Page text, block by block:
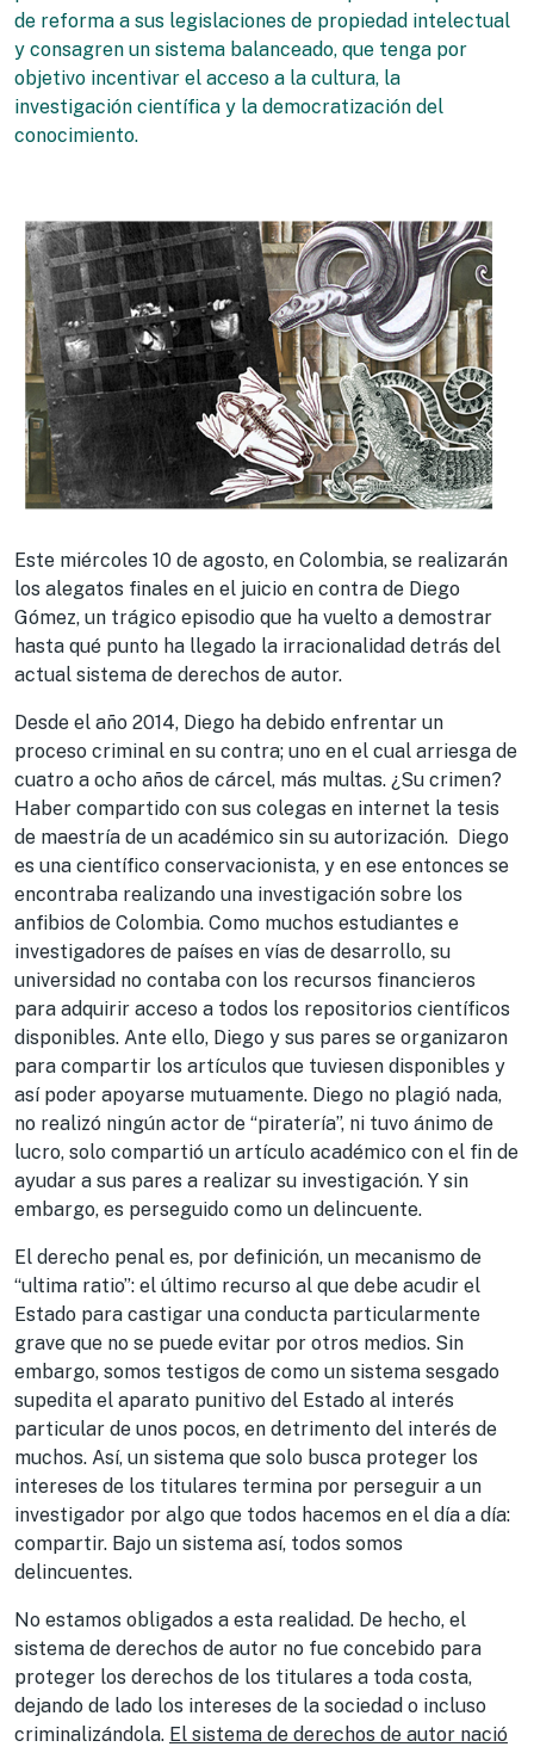
de reforma a sus legislaciones de propiedad intelectual
y consagren un sistema balanceado, que tenga por
objetivo incentivar el acceso a la cultura, la
investigación científica y la democratización del
conocimiento.
Este miércoles 10 de agosto, en Colombia, se realizarán
los alegatos finales en el juicio en contra de Diego
Gómez, un trágico episodio que ha vuelto a demostrar
hasta qué punto ha llegado la irracionalidad detrás del
actual sistema de derechos de autor.
Desde el año 2014, Diego ha debido enfrentar un
proceso criminal en su contra; uno en el cual arriesga de
cuatro a ocho años de cárcel, más multas. ¿Su crimen?
Haber compartido con sus colegas en internet la tesis
de maestría de un académico sin su autorización. Diego
es una científico conservacionista, y en ese entonces se
encontraba realizando una investigación sobre los
anfibios de Colombia. Como muchos estudiantes e
investigadores de países en vías de desarrollo, su
universidad no contaba con los recursos financieros
para adquirir acceso a todos los repositorios científicos
disponibles. Ante ello, Diego y sus pares se organizaron
para compartir los artículos que tuviesen disponibles y
así poder apoyarse mutuamente. Diego no plagió nada,
no realizó ningún actor de “piratería”, ni tuvo ánimo de
lucro, solo compartió un artículo académico con el fin de
ayudar a sus pares a realizar su investigación. Y sin
embargo, es perseguido como un delincuente.
El derecho penal es, por definición, un mecanismo de
“ultima ratio”: el último recurso al que debe acudir el
Estado para castigar una conducta particularmente
grave que no se puede evitar por otros medios. Sin
embargo, somos testigos de como un sistema sesgado
supedita el aparato punitivo del Estado al interés
particular de unos pocos, en detrimento del interés de
muchos. Así, un sistema que solo busca proteger los
intereses de los titulares termina por perseguir a un
investigador por algo que todos hacemos en el día a día:
compartir. Bajo un sistema así, todos somos
delincuentes.
No estamos obligados a esta realidad. De hecho, el
sistema de derechos de autor no fue concebido para
proteger los derechos de los titulares a toda costa,
dejando de lado los intereses de la sociedad o incluso
criminalizándola. El sistema de derechos de autor nació